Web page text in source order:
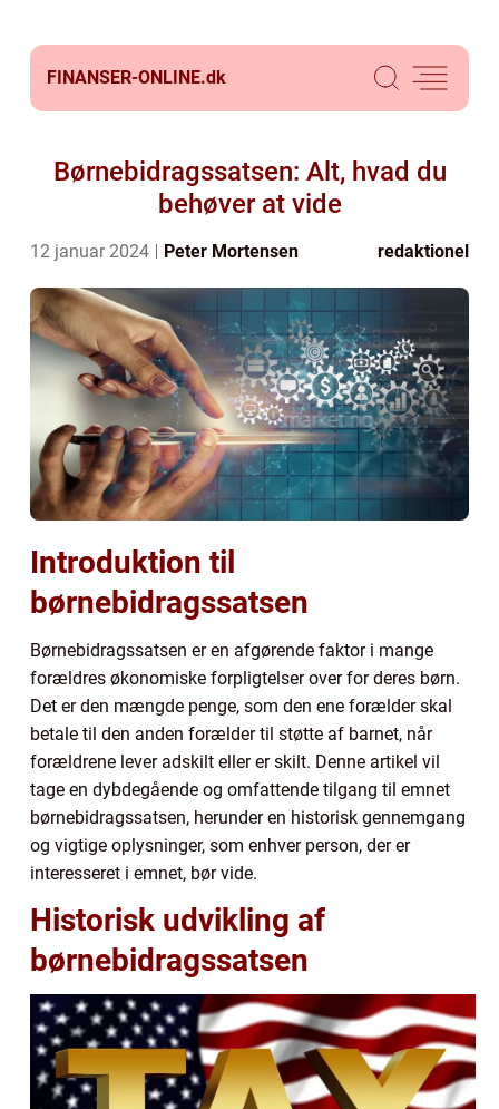
FINANSER-ONLINE.dk
Børnebidragssatsen: Alt, hvad du
behøver at vide
12 januar 2024 Peter Mortensen redaktionel
Introduktion til
børnebidragssatsen
Børnebidragssatsen er en afgørende faktor i mange
forældres økonomiske forpligtelser over for deres børn.
Det er den mængde penge, som den ene forælder skal
betale til den anden forælder til støtte af barnet, når
forældrene lever adskilt eller er skilt. Denne artikel vil
tage en dybdegående og omfattende tilgang til emnet
børnebidragssatsen, herunder en historisk gennemgang
og vigtige oplysninger, som enhver person, der er
interesseret i emnet, bør vide.
Historisk udvikling af
børnebidragssatsen